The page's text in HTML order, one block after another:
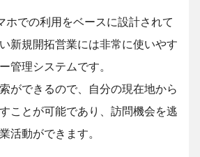
ホでの利用をベースに設計されて
新規開拓営業には非常に使いやす
管理システムです。
ができるので、自分の現在地から
ことが可能であり、訪問機会を逃
活動ができます。